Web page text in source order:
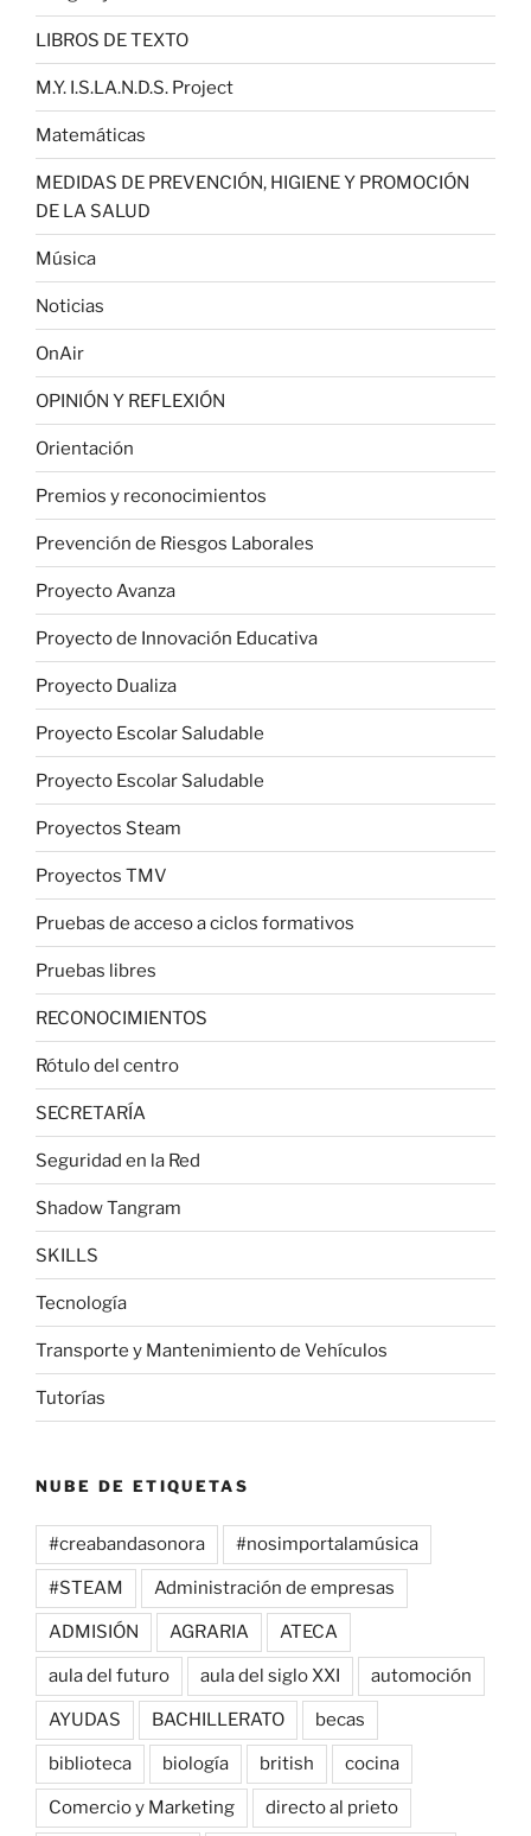
LIBROS DE TEXTO
M.Y. I.S.LA.N.D.S. Project
Matemáticas
MEDIDAS DE PREVENCIÓN, HIGIENE Y PROMOCIÓN
DE LA SALUD
Música
Noticias
OnAir
OPINIÓN Y REFLEXIÓN
Orientación
Premios y reconocimientos
Prevención de Riesgos Laborales
Proyecto Avanza
Proyecto de Innovación Educativa
Proyecto Dualiza
Proyecto Escolar Saludable
Proyecto Escolar Saludable
Proyectos Steam
Proyectos TMV
Pruebas de acceso a ciclos formativos
Pruebas libres
RECONOCIMIENTOS
Rótulo del centro
SECRETARÍA
Seguridad en la Red
Shadow Tangram
SKILLS
Tecnología
Transporte y Mantenimiento de Vehículos
Tutorías
NUBE DE ETIQUETAS
#creabandasonora #nosimportalamúsica
#STEAM Administración de empresas
ADMISIÓN AGRARIA ATECA
aula del futuro aula del siglo XXI automoción
AYUDAS BACHILLERATO becas
biblioteca biología british cocina
Comercio y Marketing directo al prieto